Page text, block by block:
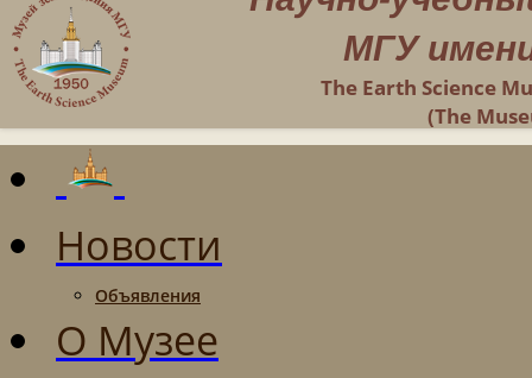
МГУ
The Earth Science
(The
Новости
Объявления
О Музее